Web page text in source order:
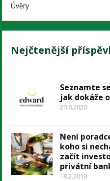
Úvěry
Nejčtenější
Seznamte
jak dokáže
20.8.2020
Není
koho si
začít
privátní
18.2.2019